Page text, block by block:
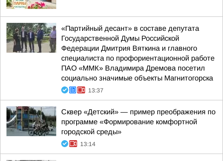
«Партийный десант» в составе депутата
Государственной Думы Российской
Федерации Дмитрия Вяткина и главного
специалиста по профориентационной работе
ПАО «ММК» Владимира Дремова посетил
социально значимые объекты Магнитогорска
13:37
Сквер «Детский» — пример преображения по
программе «Формирование комфортной
городской среды»
13:14